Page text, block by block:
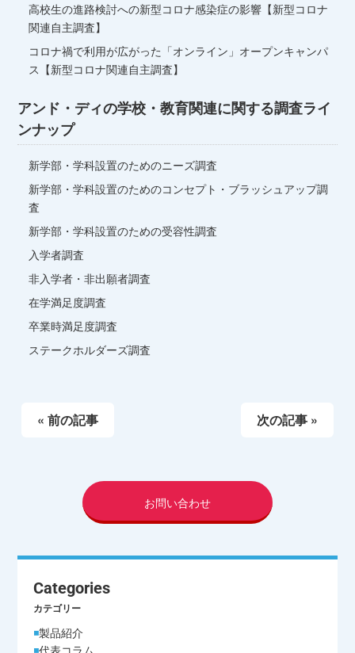
利用の停止または消去、第三者への提供の停止）及び
第三者提供記録の開示に関して、下記の当社お問い合
わせ窓口に申し出ることができます。その際、当社は
お客様ご本人を確認させていただいたうえで、合理的
【お問合せ窓口】
〒105-0003 東京都港区西新橋1-5-5 ビュロー西新橋
2F
TEL：03-6257-1740
E-MAIL：post@and-d.co.jp
６．個人情報を提供されることの任意性につい
て
ご本人様が当社に個人情報を提供されるかどうかは任
意によるものです。 ただし、必要な項目をいただけ
ない場合、適切な対応ができない場合があります。
高校生の進路検討への新型コロナ感染症の影響【新型コロナ
関連自主調査】
コロナ禍で利用が広がった「オンライン」オープンキャンパ
ス【新型コロナ関連自主調査】
アンド・ディの学校・教育関連に関する調査ライ
ンナップ
新学部・学科設置のためのニーズ調査
新学部・学科設置のためのコンセプト・ブラッシュアップ調
査
新学部・学科設置のための受容性調査
入学者調査
非入学者・非出願者調査
在学満足度調査
卒業時満足度調査
ステークホルダーズ調査
« 前の記事 次の記事 »
お問い合わせ
Categories
カテゴリー
製品紹介
代表コラム